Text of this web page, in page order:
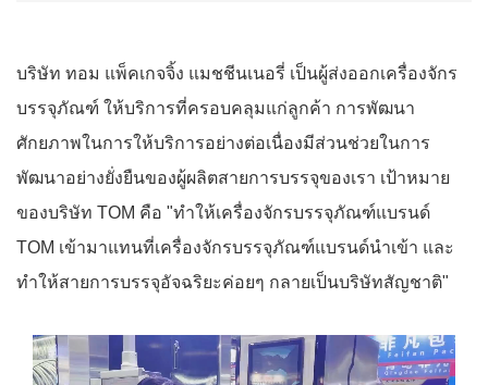
บริษัท ทอม แพ็คเกจจิ้ง แมชชีนเนอรี่ เป็นผู้ส่งออกเครื่องจักร
บรรจุภัณฑ์ ให้บริการที่ครอบคลุมแก่ลูกค้า การพัฒนา
ศักยภาพในการให้บริการอย่างต่อเนื่องมีส่วนช่วยในการ
พัฒนาอย่างยั่งยืนของผู้ผลิตสายการบรรจุของเรา เป้าหมาย
ของบริษัท TOM คือ "ทำให้เครื่องจักรบรรจุภัณฑ์แบรนด์
TOM เข้ามาแทนที่เครื่องจักรบรรจุภัณฑ์แบรนด์นำเข้า และ
ทำให้สายการบรรจุอัจฉริยะค่อยๆ กลายเป็นบริษัทสัญชาติ"